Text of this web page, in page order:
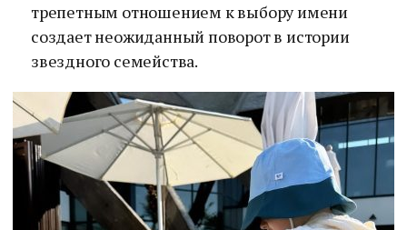
трепетным отношением к выбору имени
создает неожиданный поворот в истории
звездного семейства.